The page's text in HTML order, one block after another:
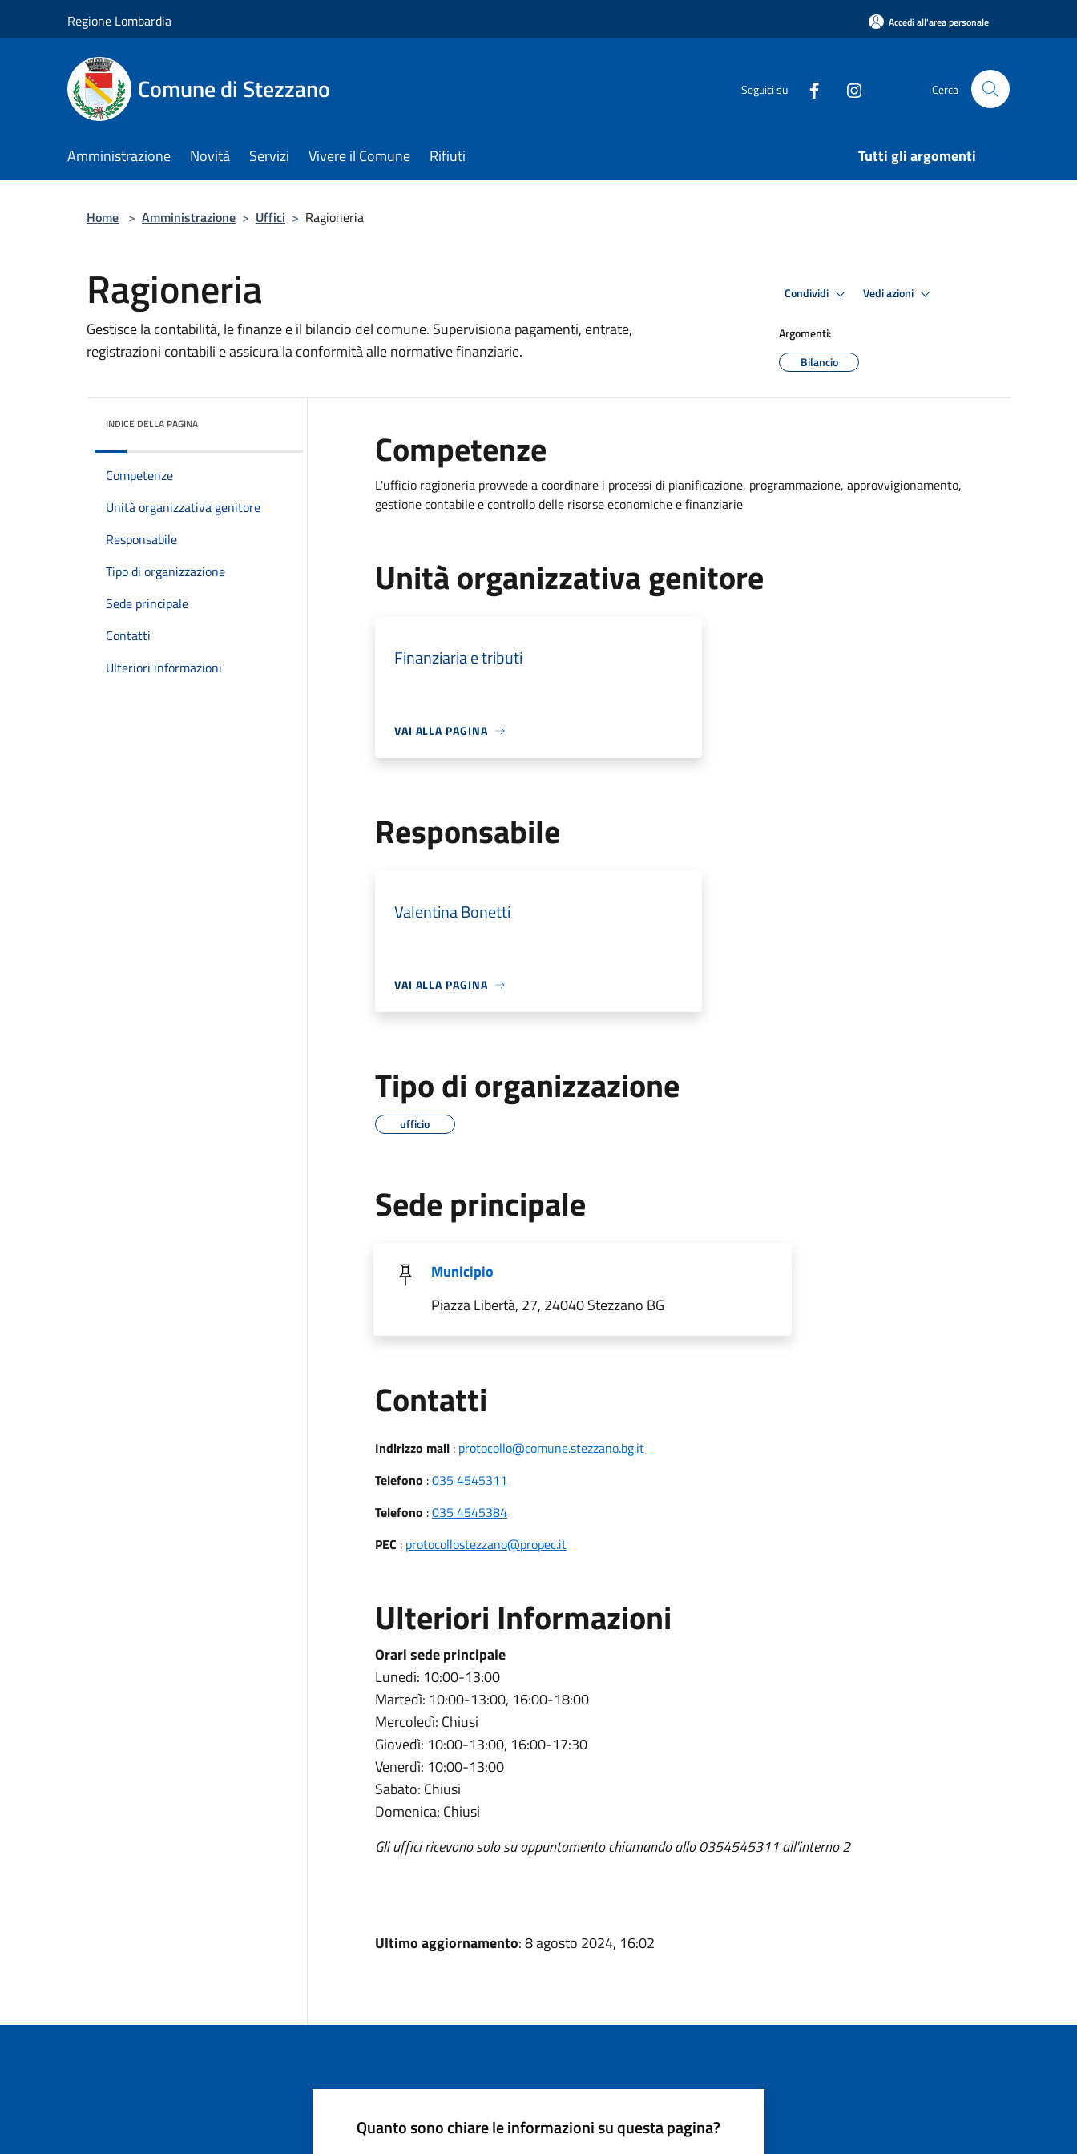
Regione Lombardia Accedi all'area personale
Comune di Stezzano Seguici su Cerca
Amministrazione Novità Servizi Vivere il Comune Rifiuti Tutti gli argomenti
Home > Amministrazione > Uffici > Ragioneria
Ragioneria
Gestisce la contabilità, le finanze e il bilancio del comune. Supervisiona pagamenti, entrate,
registrazioni contabili e assicura la conformità alle normative finanziarie.
Condividi Vedi azioni
Argomenti:
Bilancio
INDICE DELLA PAGINA
Competenze
Unità organizzativa genitore
Responsabile
Tipo di organizzazione
Sede principale
Contatti
Ulteriori informazioni
Competenze
L'ufficio ragioneria provvede a coordinare i processi di pianificazione, programmazione, approvvigionamento,
gestione contabile e controllo delle risorse economiche e finanziarie
Unità organizzativa genitore
Finanziaria e tributi
VAI ALLA PAGINA
Responsabile
Valentina Bonetti
VAI ALLA PAGINA
Tipo di organizzazione
ufficio
Sede principale
Municipio
Piazza Libertà, 27, 24040 Stezzano BG
Contatti
Indirizzo mail: protocollo@comune.stezzano.bg.it
Telefono :035 4545311
Telefono :035 4545384
PEC : protocollostezzano@propec.it
Ulteriori Informazioni
Orari sede principale
Lunedì: 10:00-13:00
Martedì: 10:00-13:00, 16:00-18:00
Mercoledì: Chiusi
Giovedì: 10:00-13:00, 16:00-17:30
Venerdì: 10:00-13:00
Sabato: Chiusi
Domenica: Chiusi
Gli uffici ricevono solo su appuntamento chiamando allo 0354545311 all'interno 2
Ultimo aggiornamento: 8 agosto 2024, 16:02
Quanto sono chiare le informazioni su questa pagina?